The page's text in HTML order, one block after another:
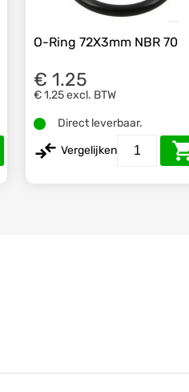
O-Ring 72X3mm NBR 70
€ 1.25
€ 1,25excl. BTW
Direct leverbaar.
Vergelijken